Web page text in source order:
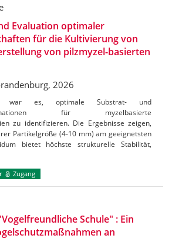
Evaluation optimaler
für die Kultivierung von
von pilzmyzel-basierten
2026
es, optimale Substrat- und
für myzelbasierte
zu identifizieren. Die Ergebnisse zeigen,
Partikelgröße (4-10 mm) am geeignetsten
bietet höchste strukturelle Stabilität,
Zugang
Schule" : Ein
an